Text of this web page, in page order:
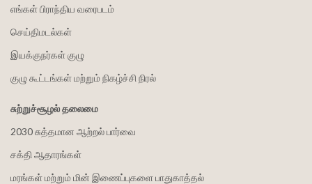
எங்கள் பிராந்திய வரைபடம்
செய்திமடல்கள்
இயக்குநர்கள் குழு
குழு கூட்டங்கள் மற்றும் நிகழ்ச்சி நிரல்
சுற்றுச்சூழல் தலைமை
2030 சுத்தமான ஆற்றல் பார்வை
சக்தி ஆதாரங்கள்
மரங்கள் மற்றும் மின் இணைப்புகளை பாதுகாத்தல்